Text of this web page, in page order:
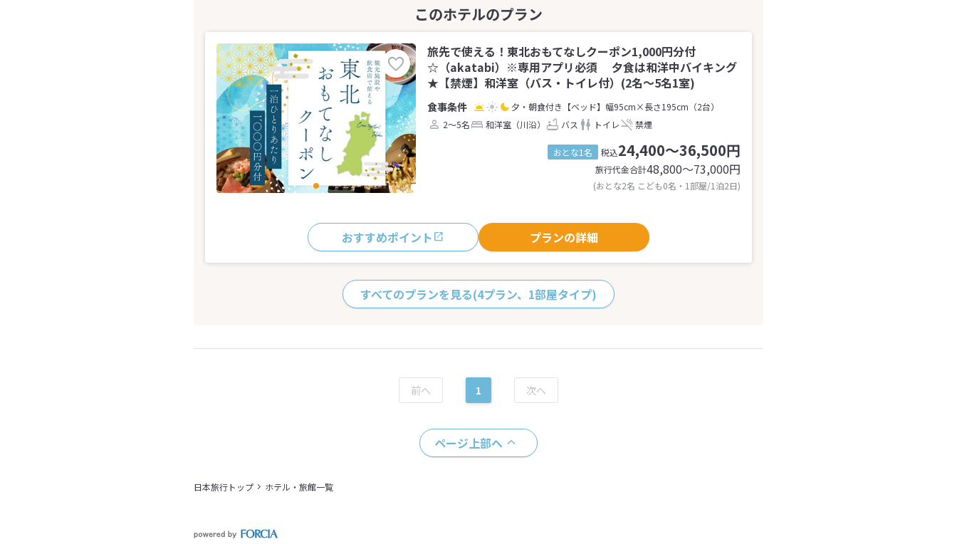
旅先で使える！東北おもてなしクーポン1,000円分付
☆（akatabi）※専用アプリ必須 夕食は和洋中バイキング
★【禁煙】和洋室（バス・トイレ付）(2名～5名1室)
夕・朝食付き 【ベッド】幅95cm×長さ195cm（2台）
2～5名
和洋室（川沿） バス トイレ 禁煙
おとな1名 税込24,400～36,500円
旅行代金合計48,800〜73,000円
(おとな2名 こども0名・1部屋/1泊2日)
おすすめポイント プランの詳細
すべてのプランを見る(4プラン、1部屋タイプ)
1
ページ上部へ
日本旅行トップ ホテル・旅館一覧